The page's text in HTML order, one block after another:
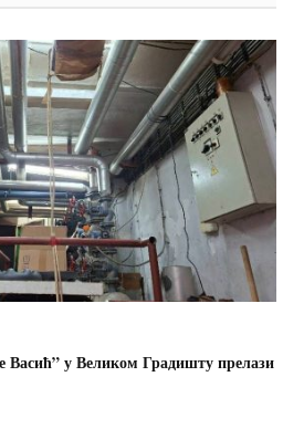
у Великом Градишту прелази